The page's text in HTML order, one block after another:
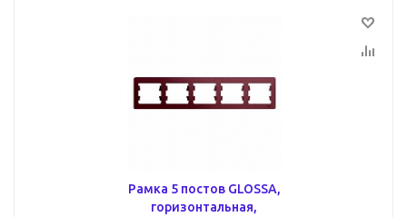
Рамка 5 постов GLOSSA,
горизонтальная,